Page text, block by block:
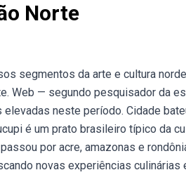
Norte
segmentos da arte e cultura
Web — segundo pesquisador da
neste período. Cidade
é um prato brasileiro típico da
por acre, amazonas e
novas experiências